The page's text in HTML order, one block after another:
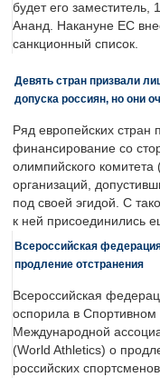
будет его
Ананд. Накануне ЕС
санкционный список.
Девять стран призвали
допуска россиян, но они
Ряд европейских стран
финансирование со
олимпийского
организаций,
под своей эгидой. С
к ней присоединились
Всероссийская
продление отстранения
Всероссийская
оспорила в
Международной
(World Athletics) о
российских